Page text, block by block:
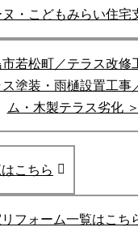
ヌ・こどもみらい住宅
若松町／テラス改修
塗装・雨樋設置工事
ム・木製テラス劣化
こちら
フォーム一覧はこち